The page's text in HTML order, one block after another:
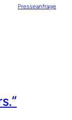
Presseanfrage